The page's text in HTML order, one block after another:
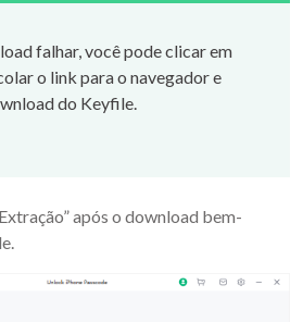
falhar, você pode clicar em
o link para o navegador e
do Keyfile.
após o download bem-